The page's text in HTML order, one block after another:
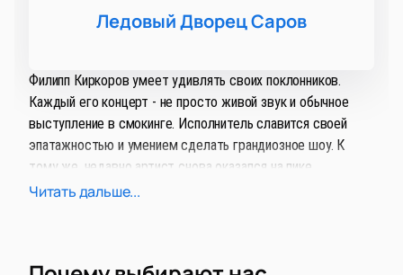
Ледовый Дворец Саров
Филипп Киркоров умеет удивлять своих поклонников.
Каждый его концерт - не просто живой звук и обычное
выступление в смокинге. Исполнитель славится своей
эпатажностью и умением сделать грандиозное шоу. К
тому же, недавно артист снова оказался на пике
популярности - хит «Цвет настроения синий» побил все
Читать дальше...